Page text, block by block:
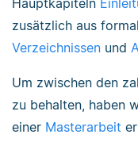
Hauptkapiteln
zusätzlich aus
Verzeichnissen und
Um zwischen den
zu behalten, haben
einer Masterarbeit